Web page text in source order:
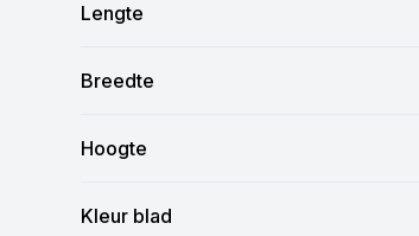
Lengte
Breedte
Hoogte
Kleur blad